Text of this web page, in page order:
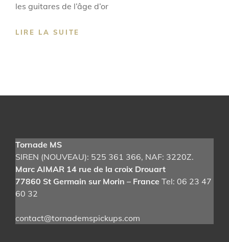
les guitares de l’âge d’or
LIRE LA SUITE
Tornade MS
SIREN (NOUVEAU): 525 361 366, NAF: 3220Z.
Marc AIMAR 14 rue de la croix Drouart
77860 St Germain sur Morin – France Tel: 06 23 47
60 32
contact@tornademspickups.com